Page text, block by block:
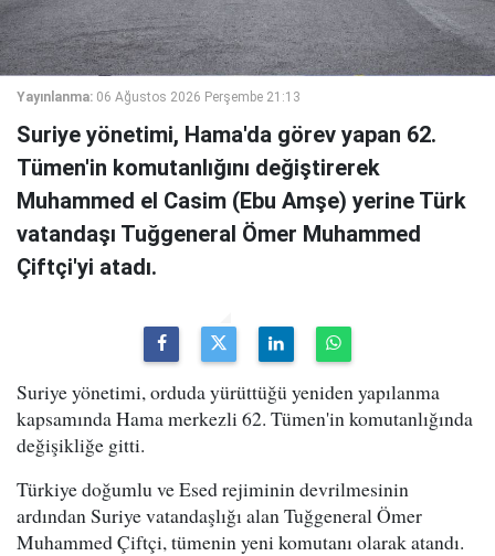
Yayınlanma: 06 Ağustos 2026 Perşembe 21:13
Suriye yönetimi, Hama'da görev yapan 62.
Tümen'in komutanlığını değiştirerek
Muhammed el Casim (Ebu Amşe) yerine Türk
vatandaşı Tuğgeneral Ömer Muhammed
Çiftçi'yi atadı.
Suriye yönetimi, orduda yürüttüğü yeniden yapılanma
kapsamında Hama merkezli 62. Tümen'in komutanlığında
değişikliğe gitti.
Türkiye doğumlu ve Esed rejiminin devrilmesinin
ardından Suriye vatandaşlığı alan Tuğgeneral Ömer
Muhammed Çiftçi, tümenin yeni komutanı olarak atandı.